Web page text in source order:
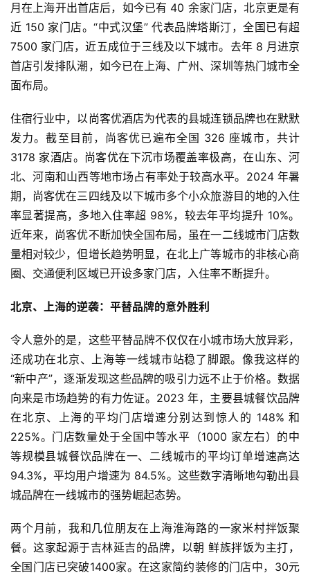
月在上海开出首店后，如今已有 40 余家门店，北京更是有
近 150 家门店。“中式汉堡” 代表品牌塔斯汀，全国已有超
7500 家门店，近五成位于三线及以下城市。去年 8 月进京
首店引发排队潮，如今已在上海、广州、深圳等热门城市全
面布局。
住宿行业中，以尚客优酒店为代表的县城连锁品牌也在默默
发力。截至目前，尚客优已遍布全国 326 座城市，共计
3178 家酒店。尚客优在下沉市场覆盖率极高，在山东、河
北、河南和山西等地市场占有率处于较高水平。2024 年暑
期，尚客优在三四线及以下城市多个小众旅游目的地的入住
率显著提高，多地入住率超 98%，较去年平均提升 10%。
近年来，尚客优不断加快全国布局，虽在一二线城市门店数
量相对较少，但增长趋势明显，在北上广等城市的非核心商
圈、交通便利区域已开设多家门店，入住率不断提升。
北京、上海的逆袭：平替品牌的意外胜利
令人意外的是，这些平替品牌不仅仅在小城市场大放异彩，
还成功在北京、上海等一线城市站稳了脚跟。像我这样的
“新中产”，逐渐发现这些品牌的吸引力远不止于价格。数据
向来是市场趋势的有力佐证。2023 年，主要县城餐饮品牌
在北京、上海的平均门店增速分别达到惊人的 148% 和
225%。门店数量处于全国中等水平（1000 家左右）的中
等规模县城餐饮品牌在一、二线城市的平均订单增速高达
94.3%，平均用户增速为 84.5%。这些数字清晰地勾勒出县
城品牌在一线城市的强势崛起态势。
两个月前，我和几位朋友在上海淮海路的一家米村拌饭聚
餐。这家起源于吉林延吉的品牌，以朝 鲜族拌饭为主打，
全国门店已突破1400家。在这家简约装修的门店中，30元